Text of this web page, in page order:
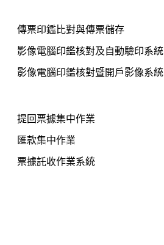
傳票印鑑比對與傳票儲存
影像電腦印鑑核對及自動驗印系統
影像電腦印鑑核對暨開戶影像系統
提回票據集中作業
匯款集中作業
票據託收作業系統